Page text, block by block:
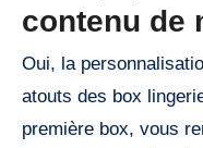
contenu de
Oui, la personnalisation est l’un des plus grands
atouts des box
première box, vous